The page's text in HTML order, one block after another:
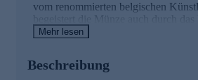
vom renommierten belgischen
begeistert die Münze auch durch das
ausgearbeitete Hochrelief, das eine
durch das beiliegende
Mehr lesen
Beschreibung